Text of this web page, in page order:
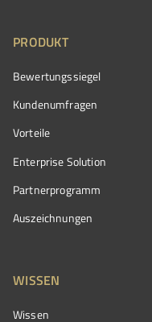
PRODUKT
Bewertungssiegel
Kundenumfragen
Vorteile
Enterprise Solution
Partnerprogramm
Auszeichnungen
WISSEN
Wissen